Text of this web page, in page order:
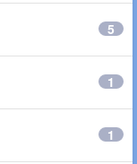
5
1
1